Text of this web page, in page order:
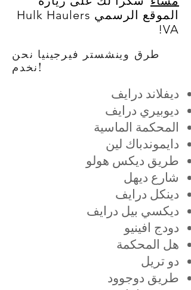
الموقع الرسمي Hulk Haulers
VA!
طرق وينشستر فيرجينيا نحن
نخدم!
ديفلاند درايف
ديوبيري درايف
المحكمة الماسية
دايموندباك لين
طريق ديكس هولو
شارع ديهل
دينكل درايف
ديكسي بيل درايف
دودج افينيو
هل المحكمة
دو تريل
طريق دوجوود